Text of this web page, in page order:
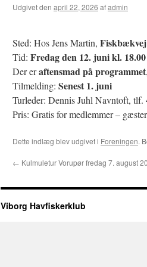
Udgivet den april 22, 2026 afadmin
Sted: Hos Jens Martin,
Tid: Fredag den 12. juni kl. 18.00
Der eraftensmad på programmet
Tilmelding: Senest 1. juni
Turleder: Dennis Juhl Navntoft, tlf.
Pris: Gratis for medlemmer –
Dette indlæg blev udgivet i Foreningen.
← Kulmuletur Vorupør fredag 7. august
Viborg Havfiskerklub